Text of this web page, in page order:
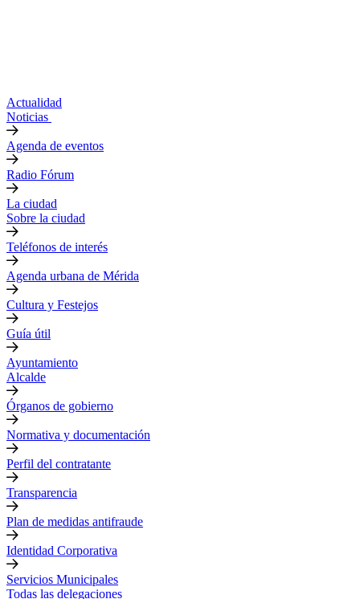
Actualidad
Noticias
Agenda de eventos
Radio Fórum
La ciudad
Sobre la ciudad
Teléfonos de interés
Agenda urbana de Mérida
Cultura y Festejos
Guía útil
Ayuntamiento
Alcalde
Órganos de gobierno
Normativa y documentación
Perfil del contratante
Transparencia
Plan de medidas antifraude
Identidad Corporativa
Servicios Municipales
Todas las delegaciones